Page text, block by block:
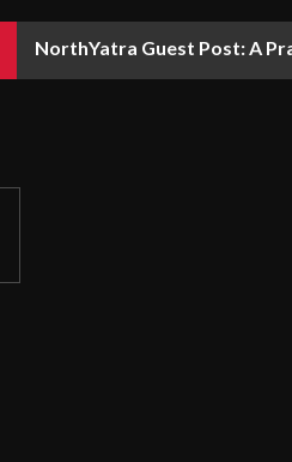
NorthYatra Guest Post: A